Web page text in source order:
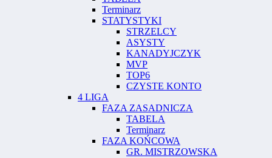
Terminarz
STATYSTYKI
STRZELCY
ASYSTY
KANADYJCZYK
MVP
TOP6
CZYSTE KONTO
4 LIGA
FAZA ZASADNICZA
TABELA
Terminarz
FAZA KOŃCOWA
GR. MISTRZOWSKA